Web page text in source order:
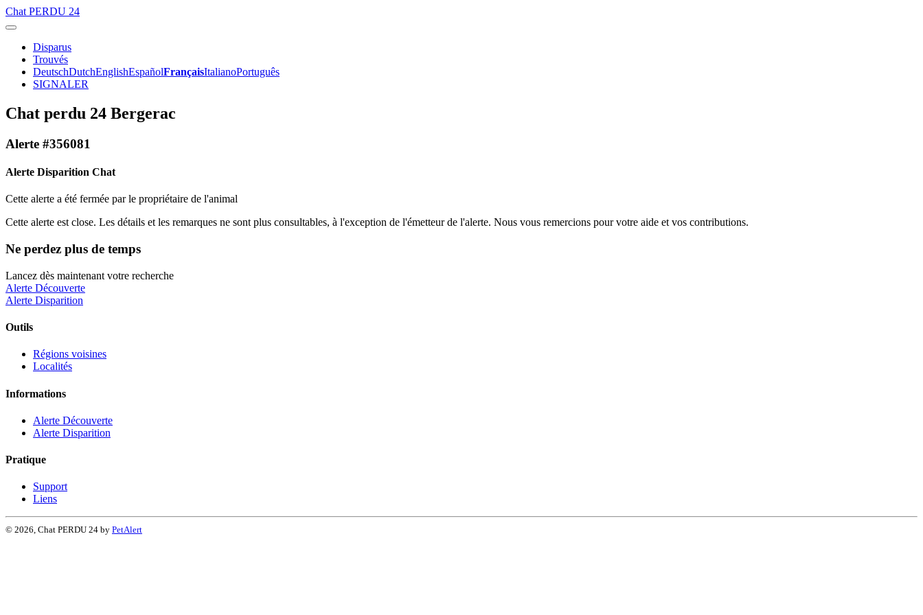
Chat PERDU 24
Disparus
Trouvés
DeutschDutchEnglishEspañolFrançaisItalianoPortuguês
SIGNALER
Chat perdu 24 Bergerac
Alerte #356081
Alerte Disparition Chat
Cette alerte a été fermée par le propriétaire de l'animal
Cette alerte est close. Les détails et les remarques ne sont plus consultables, à l'exception de l'émetteur de l'alerte. Nous vous remercions pour votre aide et vos contributions.
Ne perdez plus de temps
Lancez dès maintenant votre recherche
Alerte Découverte
Alerte Disparition
Outils
Régions voisines
Localités
Informations
Alerte Découverte
Alerte Disparition
Pratique
Support
Liens
© 2026, Chat PERDU 24 by PetAlert